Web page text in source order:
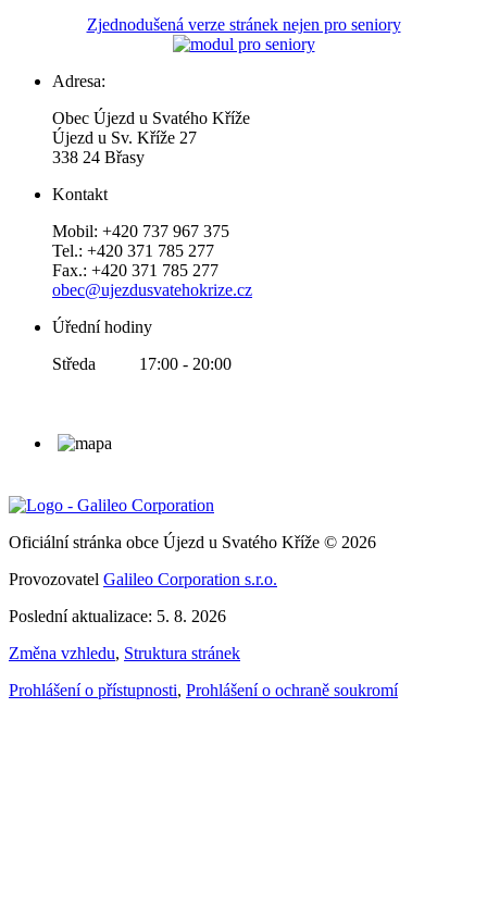
Zjednodušená verze stránek nejen pro seniory
Adresa:
Obec Újezd u Svatého Kříže
Újezd u Sv. Kříže 27
338 24 Břasy
Kontakt
Mobil: +420 737 967 375
Tel.: +420 371 785 277
Fax.: +420 371 785 277
obec@ujezdusvatehokrize.cz
Úřední hodiny
Středa 17:00 - 20:00
Oficiální stránka obce Újezd u Svatého Kříže © 2026
Provozovatel Galileo Corporation s.r.o.
Poslední aktualizace: 5. 8. 2026
Změna vzhledu, Struktura stránek
Prohlášení o přístupnosti, Prohlášení o ochraně soukromí